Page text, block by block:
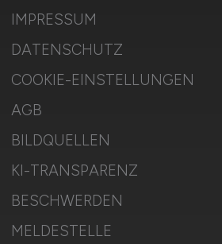
IMPRESSUM
DATENSCHUTZ
COOKIE-EINSTELLUNGEN
AGB
BILDQUELLEN
KI-TRANSPARENZ
BESCHWERDEN
MELDESTELLE